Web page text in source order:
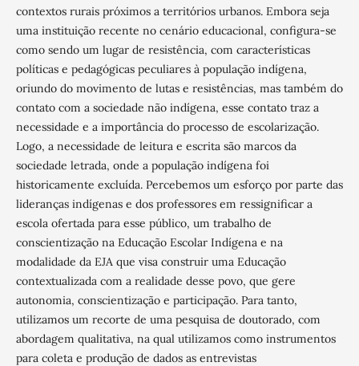
contextos rurais próximos a territórios urbanos. Embora seja
uma instituição recente no cenário educacional, configura-se
como sendo um lugar de resistência, com características
políticas e pedagógicas peculiares à população indígena,
oriundo do movimento de lutas e resistências, mas também do
contato com a sociedade não indígena, esse contato traz a
necessidade e a importância do processo de escolarização.
Logo, a necessidade de leitura e escrita são marcos da
sociedade letrada, onde a população indígena foi
historicamente excluída. Percebemos um esforço por parte das
lideranças indígenas e dos professores em ressignificar a
escola ofertada para esse público, um trabalho de
conscientização na Educação Escolar Indígena e na
modalidade da EJA que visa construir uma Educação
contextualizada com a realidade desse povo, que gere
autonomia, conscientização e participação. Para tanto,
utilizamos um recorte de uma pesquisa de doutorado, com
abordagem qualitativa, na qual utilizamos como instrumentos
para coleta e produção de dados as entrevistas